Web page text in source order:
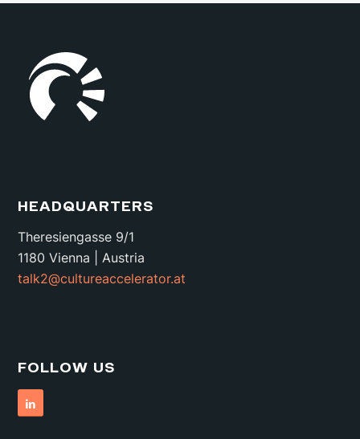
HEADQUARTERS
Theresiengasse 9/1
1180 Vienna | Austria
talk2@cultureaccelerator.at
FOLLOW US